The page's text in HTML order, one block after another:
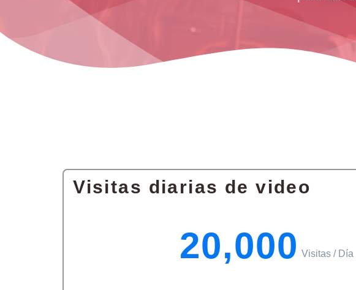
Visitas diarias de video
20,000 Visitas / Día